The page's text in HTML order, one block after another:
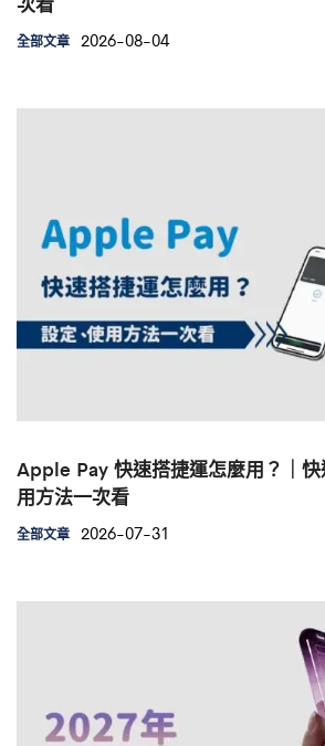
全部文章 2026-08-04
Apple Pay 快速搭捷運怎麼用？｜
用方法一次看
全部文章 2026-07-31